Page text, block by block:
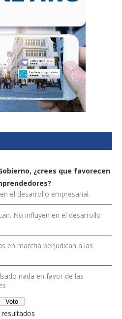
¿crees que favorecen
el desarrollo empresarial.
No influyen en el desarrollo
en marcha perjudican a las
nada en favor de las
resultados